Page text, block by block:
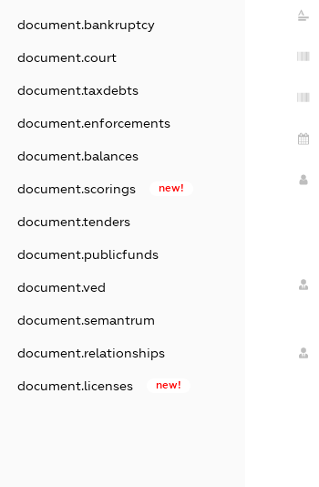
document.bankruptcy
document.court
document.taxdebts
document.enforcements
document.balances
document.scorings new!
document.tenders
document.publicfunds
document.ved
document.semantrum
document.relationships
document.licenses new!